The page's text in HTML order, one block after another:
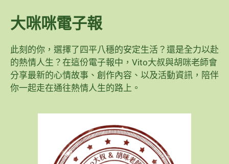
大咪咪電子報
此刻的你，選擇了四平八穩的安定生活？還是全力以赴
的熱情人生？在這份電子報中，Vito大叔與胡咪老師會
分享最新的心情故事、創作內容、以及活動資訊，陪伴
你一起走在通往熱情人生的路上。